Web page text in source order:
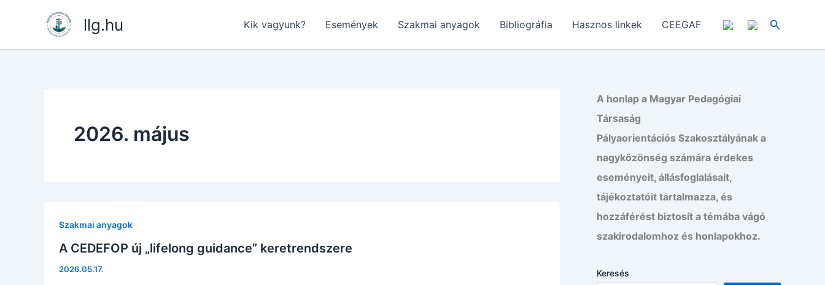
llg.hu Kik vagyunk? Események Szakmai anyagok Bibliográfia Hasznos linkek CEEGAF Search
2026. május
Szakmai anyagok
A CEDEFOP új „lifelong guidance” keretrendszere
2026.05.17.
A honlap a Magyar Pedagógiai
Társaság
Pályaorientációs Szakosztályának a
nagyközönség számára érdekes
eseményeit, állásfoglalásait,
tájékoztatóit tartalmazza, és
hozzáférést biztosít a témába vágó
szakirodalomhoz és honlapokhoz.
Keresés